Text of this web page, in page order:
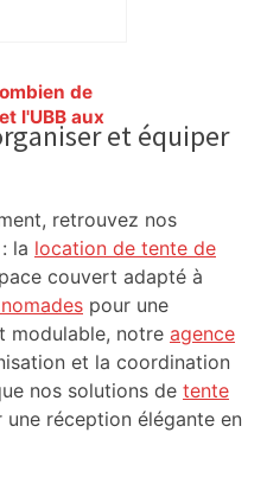
de
l'UBB aux
et équiper
retrouvez nos
la location de tente de
couvert adapté à
pour une
modulable, notre agence
et la coordination
nos solutions de tente
une réception élégante en